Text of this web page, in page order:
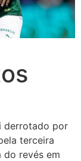
derrotado por
terceira
do revés em